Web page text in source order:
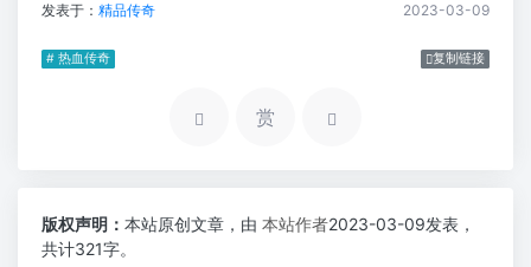
发表于： 精品传奇 2023-03-09
# 热血传奇 复制链接
赏
版权声明： 本站原创文章，由 本站作者2023-03-09发表，
共计321字。